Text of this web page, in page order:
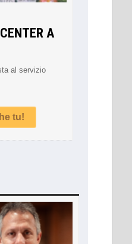
A
al servizio
tu!